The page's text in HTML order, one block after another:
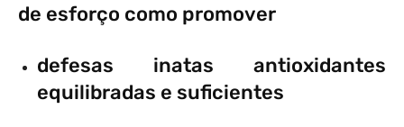
de esforço como promover
defesas inatas antioxidantes
equilibradas e suficientes